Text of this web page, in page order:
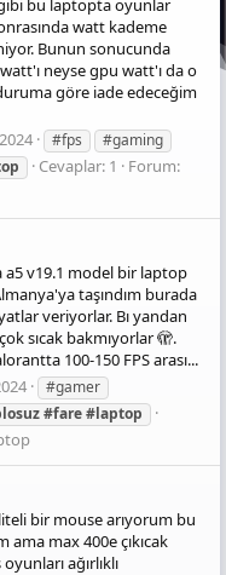
bu laptopta oyunlar
watt kademe
Bunun sonucunda
neyse gpu watt'ı da o
göre iade edeceğim
#fps
#gaming
Cevaplar: 1
Forum:
v19.1 model bir laptop
taşındım burada
veriyorlar. Bı yandan
sıcak bakmıyorlar 🫣.
100-150 FPS arası...
#gamer
#fare#laptop
bir mouse arıyorum bu
max 400e çıkıcak
ağırlıklı